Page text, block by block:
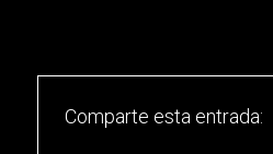
Comparte esta entrada: